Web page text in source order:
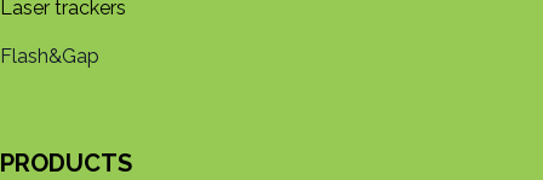
Laser trackers
Flash&Gap
PRODUCTS